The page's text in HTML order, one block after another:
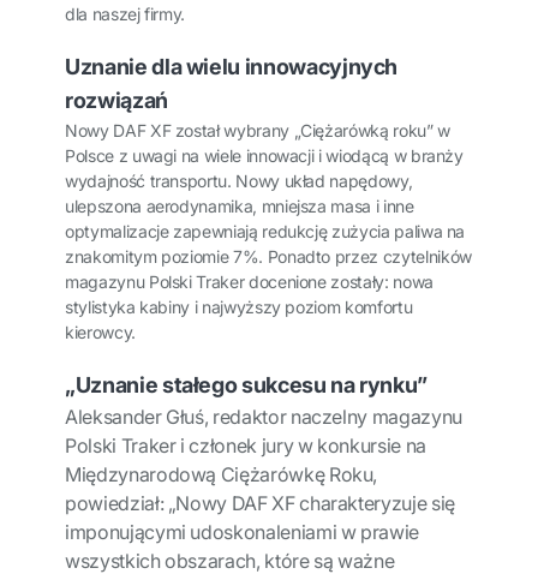
dla naszej firmy.
Uznanie dla wielu innowacyjnych
rozwiązań
Nowy DAF XF został wybrany „Ciężarówką roku” w
Polsce z uwagi na wiele innowacji i wiodącą w branży
wydajność transportu. Nowy układ napędowy,
ulepszona aerodynamika, mniejsza masa i inne
optymalizacje zapewniają redukcję zużycia paliwa na
znakomitym poziomie 7%. Ponadto przez czytelników
magazynu Polski Traker docenione zostały: nowa
stylistyka kabiny i najwyższy poziom komfortu
kierowcy.
„Uznanie stałego sukcesu na rynku”
Aleksander Głuś, redaktor naczelny magazynu
Polski Traker i członek jury w konkursie na
Międzynarodową Ciężarówkę Roku,
powiedział: „Nowy DAF XF charakteryzuje się
imponującymi udoskonaleniami w prawie
wszystkich obszarach, które są ważne